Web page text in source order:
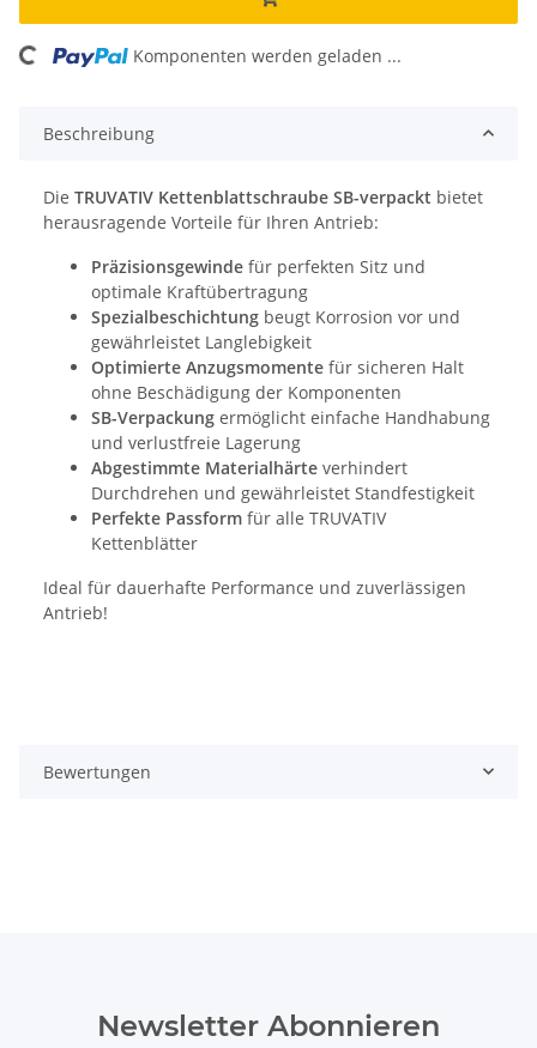
Komponenten werden geladen ...
Beschreibung
Die TRUVATIV Kettenblattschraube SB-verpackt bietet
herausragende Vorteile für Ihren Antrieb:
Präzisionsgewinde für perfekten Sitz und
optimale Kraftübertragung
Spezialbeschichtung beugt Korrosion vor und
gewährleistet Langlebigkeit
Optimierte Anzugsmomente für sicheren Halt
ohne Beschädigung der Komponenten
SB-Verpackung ermöglicht einfache Handhabung
und verlustfreie Lagerung
Abgestimmte Materialhärte verhindert
Durchdrehen und gewährleistet Standfestigkeit
Perfekte Passform für alle TRUVATIV
Kettenblätter
Ideal für dauerhafte Performance und zuverlässigen
Antrieb!
Bewertungen
Newsletter Abonnieren